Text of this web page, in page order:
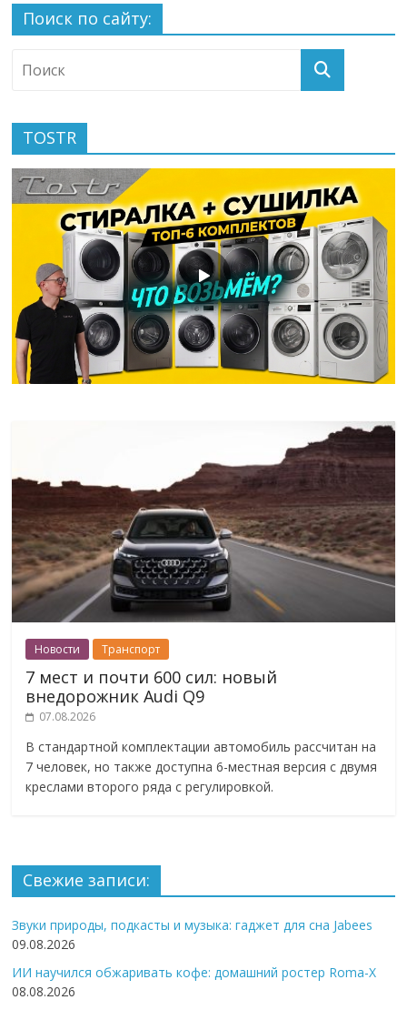
Поиск по сайту:
TOSTR
Новости Транспорт
7 мест и почти 600 сил: новый
внедорожник Audi Q9
07.08.2026
В стандартной комплектации автомобиль рассчитан на
7 человек, но также доступна 6-местная версия с двумя
креслами второго ряда с регулировкой.
Свежие записи:
Звуки природы, подкасты и музыка: гаджет для сна Jabees
09.08.2026
ИИ научился обжаривать кофе: домашний ростер Roma-X
08.08.2026